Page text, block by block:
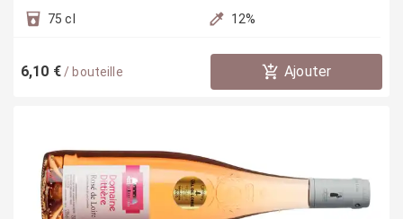
75 cl
12%
6,10 €/ bouteille Ajouter